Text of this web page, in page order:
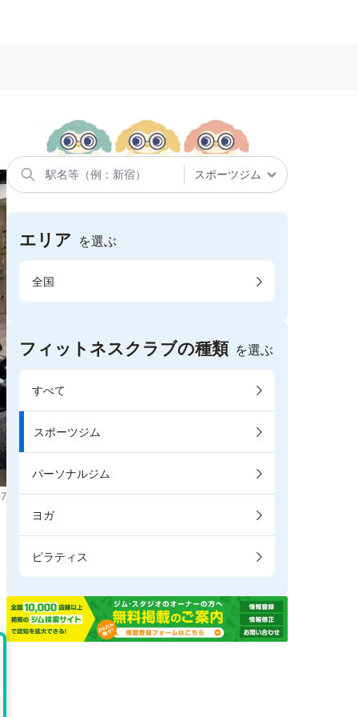
エリア を選ぶ
全国
フィットネスクラブの種類 を選ぶ
すべて
スポーツジム
パーソナルジム
ヨガ
ピラティス